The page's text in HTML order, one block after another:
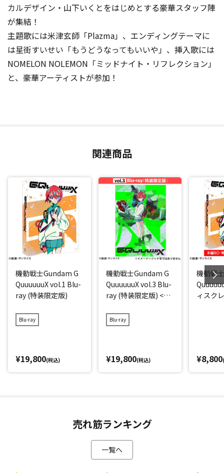
カルデザイン・山下いくとをはじめとする豪華スタッフ陣
が集結！
主題歌には米津玄師「Plazma」、エンディングテーマに
は星街すいせい「もうどうなってもいいや」、挿入歌には
NOMELON NOLEMON「ミッドナイト・リフレクション」
と、豪華アーティストが参加！
関連商品
機動戦士Gundam G
QuuuuuuX vol.1 Blu-
ray (特装限定版)
Blu-ray
¥19,800(税込)
機動戦士Gundam G
QuuuuuuX vol.3 Blu-
ray (特装限定版) <最
Blu-ray
¥19,800(税込)
機動戦
ィスク
¥8,800
売れ筋ランキング
一覧へ